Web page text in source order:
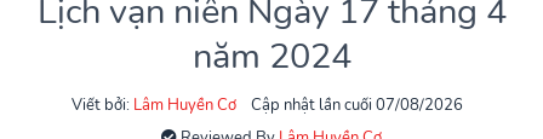
Lịch vạn niên Ngày 17 tháng 4
năm 2024
Viết bởi: Lâm Huyền Cơ
Cập nhật lần cuối 07/08/2026